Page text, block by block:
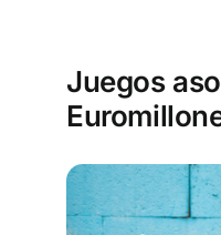
Juegos